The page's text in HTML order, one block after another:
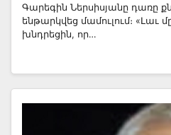
Գարեգին Ներսիսյանը դառը
ենթարկվեց մամուլում։
խնդրեցին, որ…